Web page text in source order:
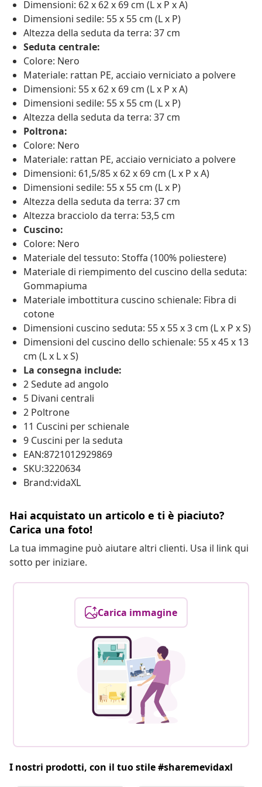
Dimensioni: 62 x 62 x 69 cm (L x P x A)
Dimensioni sedile: 55 x 55 cm (L x P)
Altezza della seduta da terra: 37 cm
Seduta centrale:
Colore: Nero
Materiale: rattan PE, acciaio verniciato a polvere
Dimensioni: 55 x 62 x 69 cm (L x P x A)
Dimensioni sedile: 55 x 55 cm (L x P)
Altezza della seduta da terra: 37 cm
Poltrona:
Colore: Nero
Materiale: rattan PE, acciaio verniciato a polvere
Dimensioni: 61,5/85 x 62 x 69 cm (L x P x A)
Dimensioni sedile: 55 x 55 cm (L x P)
Altezza della seduta da terra: 37 cm
Altezza bracciolo da terra: 53,5 cm
Cuscino:
Colore: Nero
Materiale del tessuto: Stoffa (100% poliestere)
Materiale di riempimento del cuscino della seduta:
Gommapiuma
Materiale imbottitura cuscino schienale: Fibra di
cotone
Dimensioni cuscino seduta: 55 x 55 x 3 cm (L x P x S)
Dimensioni del cuscino dello schienale: 55 x 45 x 13
cm (L x L x S)
La consegna include:
2 Sedute ad angolo
5 Divani centrali
2 Poltrone
11 Cuscini per schienale
9 Cuscini per la seduta
EAN:8721012929869
SKU:3220634
Brand:vidaXL
Hai acquistato un articolo e ti è piaciuto?
Carica una foto!
La tua immagine può aiutare altri clienti. Usa il link qui
sotto per iniziare.
Carica immagine
I nostri prodotti, con il tuo stile #sharemevidaxl